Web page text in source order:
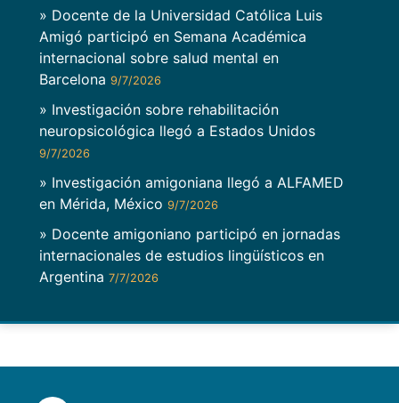
» Docente de la Universidad Católica Luis
Amigó participó en Semana Académica
internacional sobre salud mental en
Barcelona 9/7/2026
» Investigación sobre rehabilitación
neuropsicológica llegó a Estados Unidos
9/7/2026
» Investigación amigoniana llegó a ALFAMED
en Mérida, México 9/7/2026
» Docente amigoniano participó en jornadas
internacionales de estudios lingüísticos en
Argentina 7/7/2026